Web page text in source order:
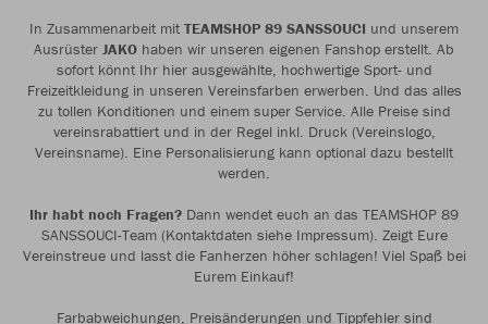
In Zusammenarbeit mit TEAMSHOP 89 SANSSOUCI und unserem
Ausrüster JAKO haben wir unseren eigenen Fanshop erstellt. Ab
sofort könnt Ihr hier ausgewählte, hochwertige Sport- und
Freizeitkleidung in unseren Vereinsfarben erwerben. Und das alles
zu tollen Konditionen und einem super Service. Alle Preise sind
vereinsrabattiert und in der Regel inkl. Druck (Vereinslogo,
Vereinsname). Eine Personalisierung kann optional dazu bestellt
werden.
Ihr habt noch Fragen? Dann wendet euch an das TEAMSHOP 89
SANSSOUCI-Team (Kontaktdaten siehe Impressum). Zeigt Eure
Vereinstreue und lasst die Fanherzen höher schlagen! Viel Spaß bei
Eurem Einkauf!
Farbabweichungen, Preisänderungen und Tippfehler sind